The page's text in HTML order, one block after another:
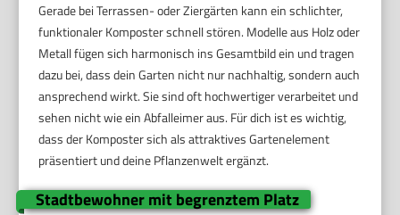
Gerade bei Terrassen- oder Ziergärten kann ein schlichter,
funktionaler Komposter schnell stören. Modelle aus Holz oder
Metall fügen sich harmonisch ins Gesamtbild ein und tragen
dazu bei, dass dein Garten nicht nur nachhaltig, sondern auch
ansprechend wirkt. Sie sind oft hochwertiger verarbeitet und
sehen nicht wie ein Abfalleimer aus. Für dich ist es wichtig,
dass der Komposter sich als attraktives Gartenelement
präsentiert und deine Pflanzenwelt ergänzt.
Stadtbewohner mit begrenztem Platz